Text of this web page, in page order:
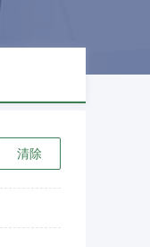
清除